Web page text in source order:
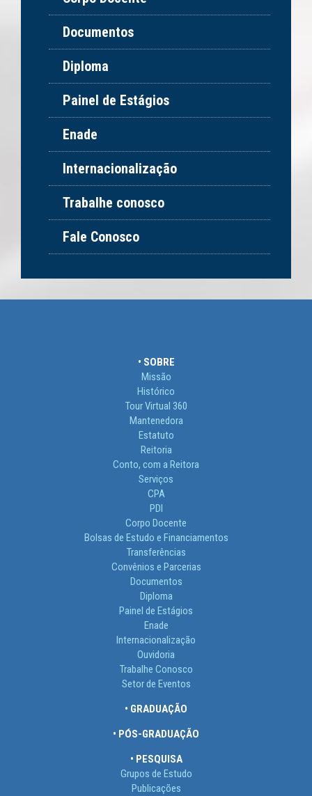
Documentos
Diploma
Painel de Estágios
Enade
Internacionalização
Trabalhe conosco
Fale Conosco
• SOBRE
Missão
Histórico
Tour Virtual 360
Mantenedora
Estatuto
Reitoria
Conto, com a Reitora
Serviços
CPA
PDI
Corpo Docente
Bolsas de Estudo e Financiamentos
Transferências
Convênios e Parcerias
Documentos
Diploma
Painel de Estágios
Enade
Internacionalização
Ouvidoria
Trabalhe Conosco
Setor de Eventos
• GRADUAÇÃO
• PÓS-GRADUAÇÃO
• PESQUISA
Grupos de Estudo
Publicações